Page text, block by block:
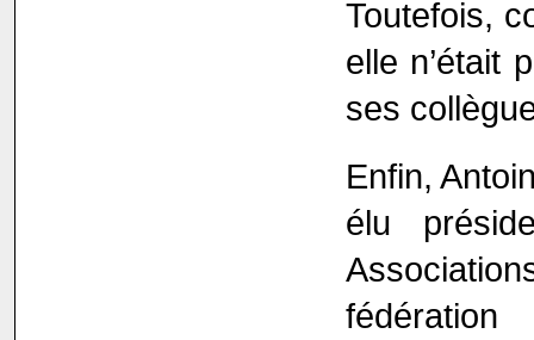
Toutefois,
elle n’était
ses
Enfin,
élu